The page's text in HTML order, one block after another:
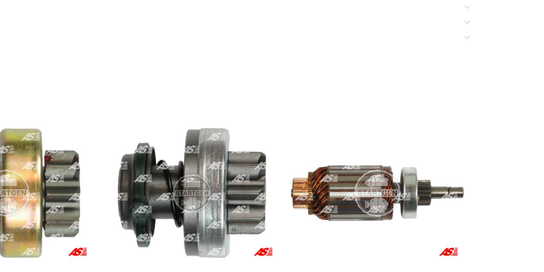
M191T18271, M357X91372, M57X91372
C5 2.0 HDi FAP, C5 2.0 HPi 16V, C5 2.2 HDi, C5 3.0 Carlsson HP, C5 3.0 V6, C5 Breals 2.0 HDi, C8 2.0, C8 2.0 16V, C8 2.0
Evasion 2.0 HDi 16V, Evasion 2.0 TD, Evasion 2.1 TD, Jumper 1.9 Diesel, Jumper 1.9 TD, Jumper 1.9 TD 4×4, Jumper
2.1 TD 12V, XM 2.1 Diesel, XM 2.1 Diesel D12 VSX, XM 2.1 TD 12V, Xsara 1.4 HDi, Xsara 1.6 HDi Picasso, Xsara 1.8 16V
Ulysse 1.9 TD, Ulysse 2.0 JTD, Ulysse 2.0 Multijet, Ulysse 2.1 TD, Ulysse 2.2 JTD
2.2 JTD, Zeta 2.0 JTD
1.5 DCi X76, Micra 1.5 DCi, Note 1.5 DCi, Qashqai 1.5 DCi, Tiida 1.5 DCi